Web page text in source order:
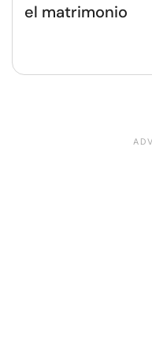
el matrimonio